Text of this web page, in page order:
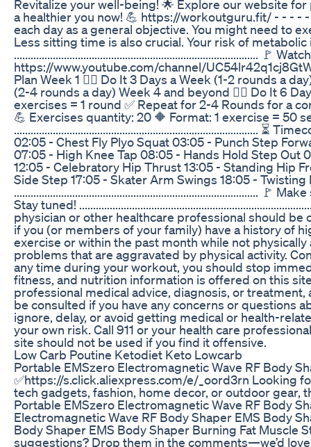
Revitalize your well-being! 🌟 Explore our website
a healthier you now! 💪 https://workoutguru.fit/ - - - -
each day as a general objective. You might need to
Less sitting time is also crucial. Your risk of
........................................................................................ 🚩
https://www.youtube.com/channel/
Plan Week 1 👉🏼 Do It 3 Days a Week (1-2 rounds a
(2-4 rounds a day) Week 4 and beyond 👉🏼 Do It 6
exercises = 1 round ✅ Repeat for 2-4 Rounds for a
💪 Exercises quantity: 20 🔶 Format: 1 exercise = 50
........................................................................................
02:05 - Chest Fly Plyo Squat 03:05 - Punch Step
07:05 - High Knee Tap 08:05 - Hands Hold Step Out
12:05 - Celebratory Hip Thrust 13:05 - Standing Hip
Side Step 17:05 - Skater Arm Swings 18:05 -
........................................................................................
Stay tuned!
physician or other healthcare professional should
if you (or members of your family) have a history of
exercise or within the past month while not
problems that are aggravated by physical activity.
any time during your workout, you should stop
fitness, and nutrition information is offered on this
professional medical advice, diagnosis, or
be consulted if you have any concerns or questions
ignore, delay, or avoid getting medical or health-
your own risk. Call 911 or your health care
site should not be used if you find it offensive.
Low Carb Poutine Ketodiet Keto Lowcarb
Portable EMSzero Electromagnetic Wave RF Body
✅https://s.click.aliexpress.com/e/_oord3rn Looking
tech gadgets, fashion, home decor, or outdoor
Portable EMSzero Electromagnetic Wave RF Body
Electromagnetic Wave RF Body Shaper EMS Body
Body Shaper EMS Body Shaper Burning Fat Muscle
suggestions? Drop them in the comments—we’d